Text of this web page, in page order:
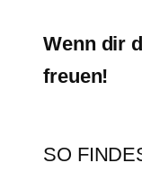
Wenn dir
freuen!
SO